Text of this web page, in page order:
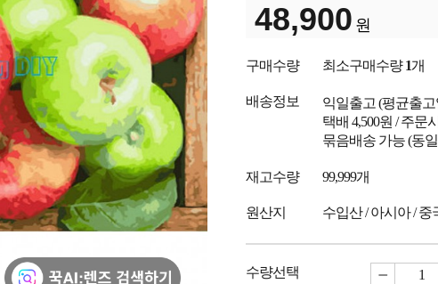
48,900 원
구매수량 최소구매수량1개
배송정보 익일출고 (평균출고
택배 4,500원 / 주문
묶음배송 가능 (동
재고수량 99,999개
원산지 수입산 / 아시아 / 중
수량선택